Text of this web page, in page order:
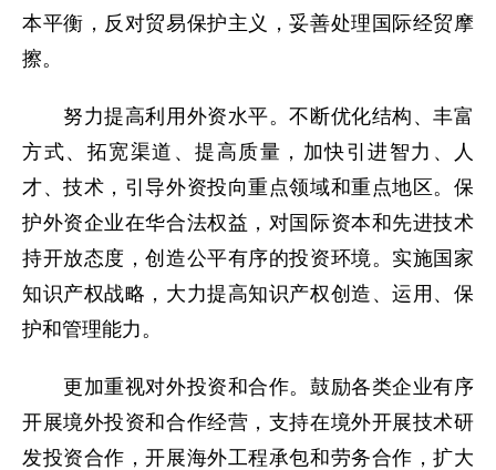
本平衡，反对贸易保护主义，妥善处理国际经贸摩
擦。
努力提高利用外资水平。不断优化结构、丰富
方式、拓宽渠道、提高质量，加快引进智力、人
才、技术，引导外资投向重点领域和重点地区。保
护外资企业在华合法权益，对国际资本和先进技术
持开放态度，创造公平有序的投资环境。实施国家
知识产权战略，大力提高知识产权创造、运用、保
护和管理能力。
更加重视对外投资和合作。鼓励各类企业有序
开展境外投资和合作经营，支持在境外开展技术研
发投资合作，开展海外工程承包和劳务合作，扩大